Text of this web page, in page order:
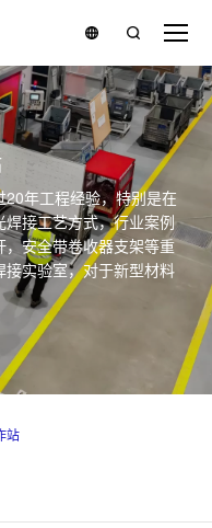
年工程经验，特别是在
接工艺方式，行业案例
安全带卷收器支架等重
实验室，对于新型材料
站